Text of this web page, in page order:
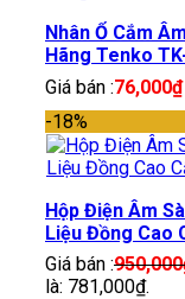
Nhân Ổ Cắm
Hãng Tenko
Giá bán :76,000₫
-18%
Hộp Điện Âm
Liệu Đồng Cao
Giá bán :950,000
là: 781,000₫.